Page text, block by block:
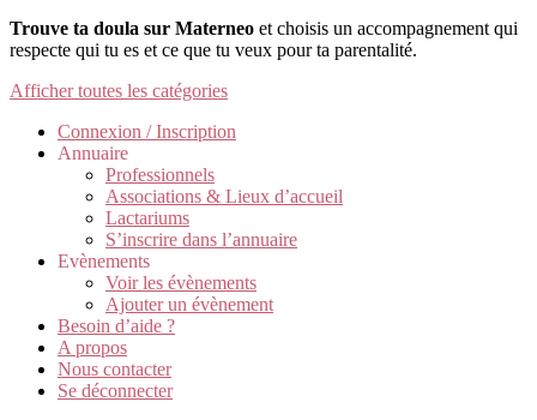
Trouve ta doula sur Materneo et choisis un accompagnement qui
respecte qui tu es et ce que tu veux pour ta parentalité.
Afficher toutes les catégories
Connexion / Inscription
Annuaire
Professionnels
Associations & Lieux d’accueil
Lactariums
S’inscrire dans l’annuaire
Evènements
Voir les évènements
Ajouter un évènement
Besoin d’aide ?
A propos
Nous contacter
Se déconnecter